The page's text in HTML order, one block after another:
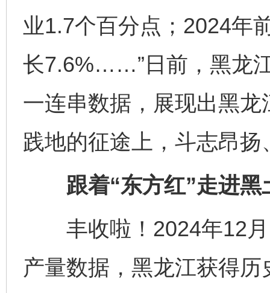
业1.7个百分点；2024年
长7.6%……”日前，黑龙
一连串数据，展现出黑
践地的征途上，斗志昂扬
跟着“东方红”走进黑
丰收啦！2024年12月
产量数据，黑龙江获得